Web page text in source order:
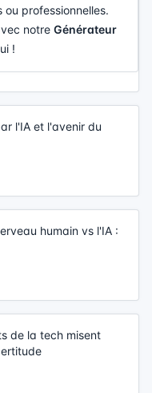
professionnelles.
notre Générateur
!
l'IA et l'avenir du
humain vs l'IA :
de la tech misent